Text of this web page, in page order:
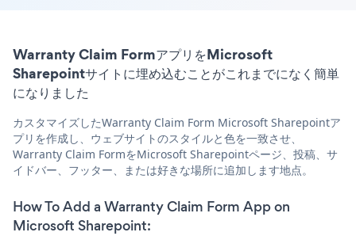
Warranty Claim FormアプリをMicrosoft
Sharepointサイトに埋め込むことがこれまでになく簡単
になりました
カスタマイズしたWarranty Claim Form Microsoft Sharepointア
プリを作成し、ウェブサイトのスタイルと色を一致させ、
Warranty Claim FormをMicrosoft Sharepointページ、投稿、サ
イドバー、フッター、または好きな場所に追加します地点。
How To Add a Warranty Claim Form App on
Microsoft Sharepoint: